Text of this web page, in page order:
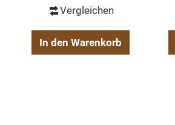
Vergleichen
In den Warenkorb